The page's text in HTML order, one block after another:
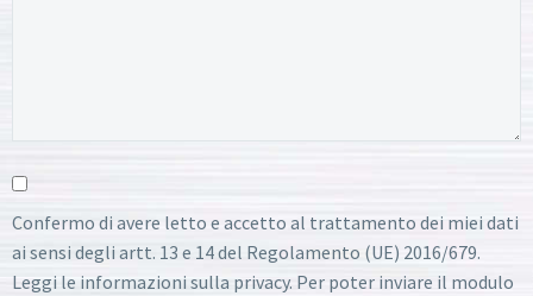
Confermo di avere letto e accetto al trattamento dei miei dati
ai sensi degli artt. 13 e 14 del Regolamento (UE) 2016/679.
Leggi le informazioni sulla privacy. Per poter inviare il modulo